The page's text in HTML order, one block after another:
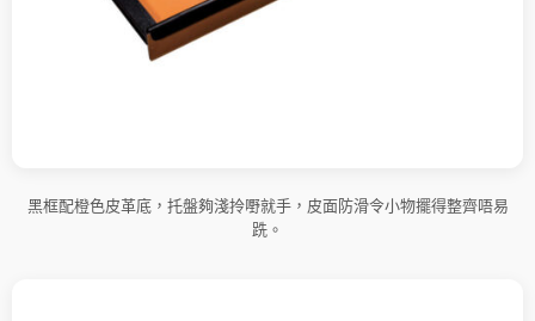
黑框配橙色皮革底，托盤夠淺拎嘢就手，皮面防滑令小物擺得整齊唔易
跣。